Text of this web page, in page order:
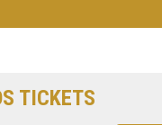
TICKETS